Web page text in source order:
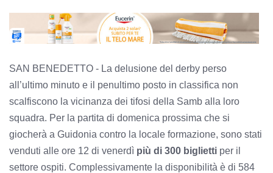
SAN BENEDETTO - La delusione del derby perso
all’ultimo minuto e il penultimo posto in classifica non
scalfiscono la vicinanza dei tifosi della Samb alla loro
squadra. Per la partita di domenica prossima che si
giocherà a Guidonia contro la locale formazione, sono stati
venduti alle ore 12 di venerdì più di 300 biglietti per il
settore ospiti. Complessivamente la disponibilità è di 584